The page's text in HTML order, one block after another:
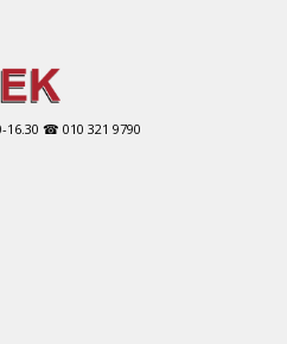
16.30 ☎ 010 321 9790